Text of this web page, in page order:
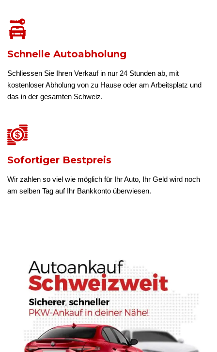
Schnelle Autoabholung
Schliessen Sie Ihren Verkauf in nur 24 Stunden ab, mit
kostenloser Abholung von zu Hause oder am Arbeitsplatz und
das in der gesamten Schweiz.
Sofortiger Bestpreis
Wir zahlen so viel wie möglich für Ihr Auto, Ihr Geld wird noch
am selben Tag auf Ihr Bankkonto überwiesen.